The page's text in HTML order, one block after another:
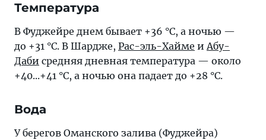
Температура
В Фуджейре днем бывает +36 °C, а ночью —
до +31 °C. В Шардже, Рас-эль-Хайме иАбу-
Даби средняя дневная температура — около
+40...+41 °C, а ночью она падает до +28 °C.
Вода
У берегов Оманского залива (Фуджейра)